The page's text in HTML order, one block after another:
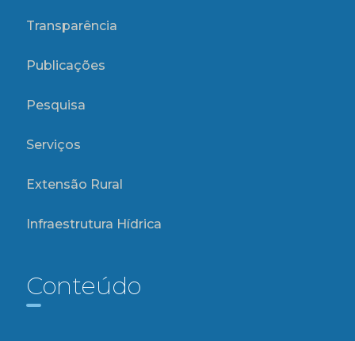
Transparência
Publicações
Pesquisa
Serviços
Extensão Rural
Infraestrutura Hídrica
Conteúdo